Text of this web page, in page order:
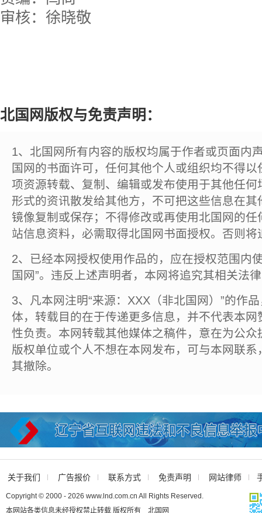
审核：徐晓敬
北国网版权与免责声明：
1、北国网所有内容的版权均属于作者或页面内
国网的书面许可，任何其他个人或组织均不得
项资源转载、复制、编辑或发布使用于其他任
形式的资讯散发给其他方，不可把这些信息在
镜像复制或保存；不得修改或再使用北国网的
站信息资料，必需取得北国网书面授权。否则将
2、已经本网授权使用作品的，应在授权范围内
国网”。违反上述声明者，本网将追究其相关法
3、凡本网注明“来源：XXX（非北国网）”的作
体，转载目的在于传递更多信息，并不代表本
性负责。本网转载其他媒体之稿件，意在为公
版权单位或个人不想在本网发布，可与本网联
其撤除。
关于我们 广告报价 联系方式 免责声明 网站律师
Copyright © 2000 - 2026 www.lnd.com.cn All Rights Reserved.
本网站各类信息未经授权禁止转载 版权所有 北国网